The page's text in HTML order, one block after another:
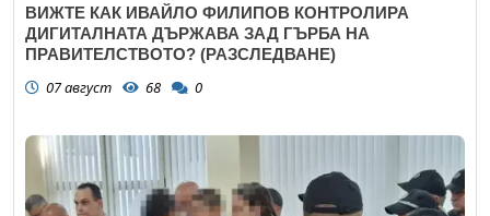
ВИЖТЕ КАК ИВАЙЛО ФИЛИПОВ КОНТРОЛИРА
ДИГИТАЛНАТА ДЪРЖАВА ЗАД ГЪРБА НА
ПРАВИТЕЛСТВОТО? (РАЗСЛЕДВАНЕ)
07 август 68 0